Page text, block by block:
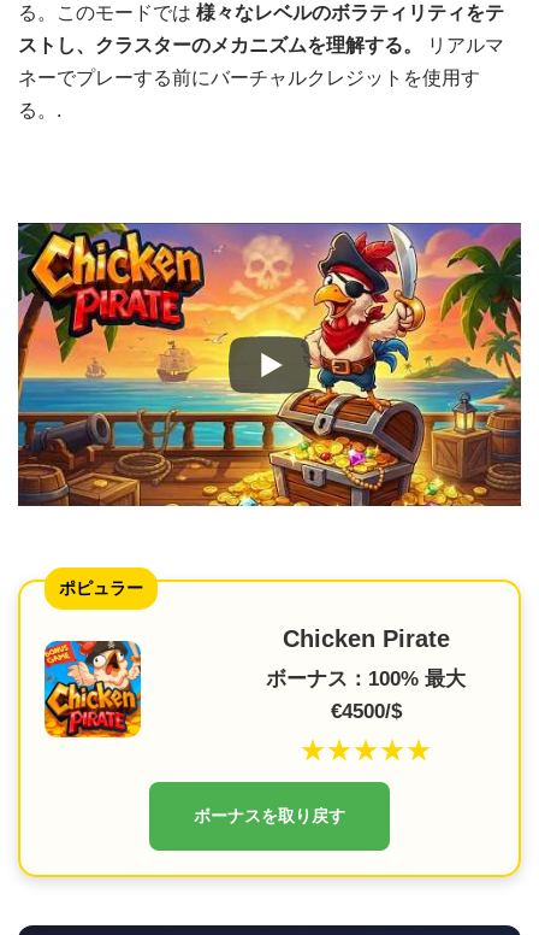
る。このモードでは 様々なレベルのボラティリティをテ
ストし、クラスターのメカニズムを理解する。
リアルマ
ネーでプレーする前にバーチャルクレジットを使用す
る。.
ポピュラー
Chicken Pirate
ボーナス：100% 最大
€4500/$
★★★★★
ボーナスを取り戻す